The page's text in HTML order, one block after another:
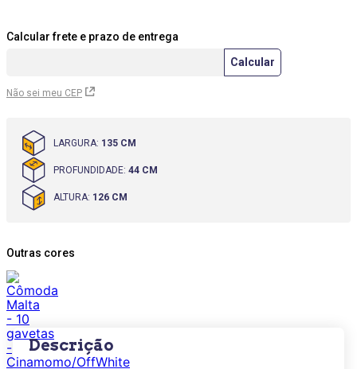
Não sei meu CEP
LARGURA: 135 CM
PROFUNDIDADE: 44 CM
ALTURA: 126 CM
Outras cores
Descrição